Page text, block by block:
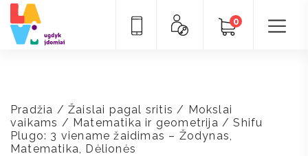
0
Pradžia /Žaislai pagal sritis / Mokslai
vaikams / Matematika ir geometrija / Shifu
Plugo: 3 viename žaidimas – Žodynas,
Matematika, Dėlionės